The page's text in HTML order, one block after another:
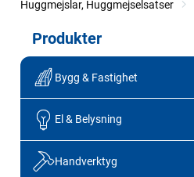
Huggmejslar, Huggmejselsatser
Produkter
Bygg & Fastighet
El & Belysning
Handverktyg